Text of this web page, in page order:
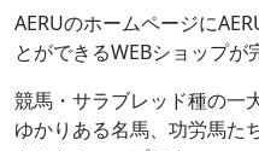
AERUのホームページに
とができるWEBショップが
競馬・サラブレッド種の一
ゆかりある名馬、功労馬た